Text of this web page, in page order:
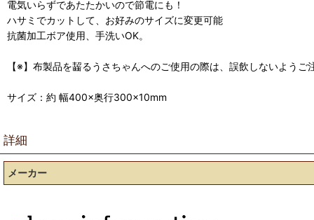
電気いらずであたたかいので節電にも！
ハサミでカットして、お好みのサイズに変更可能
抗菌加工ボア使用、手洗いOK。
【※】布製品を齧るうさちゃんへのご使用の際は、誤飲しないようご
サイズ：約 幅400×奥行300×10mm
詳細
メーカー